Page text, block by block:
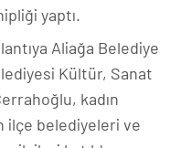
yaptı.
Aliağa Belediye
Kültür, Sanat
kadın
ilçe belediyeleri ve